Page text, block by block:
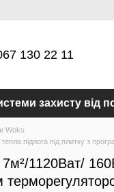
130 22 11
захисту від
Woks
підлога під плитку з
1120Ват/